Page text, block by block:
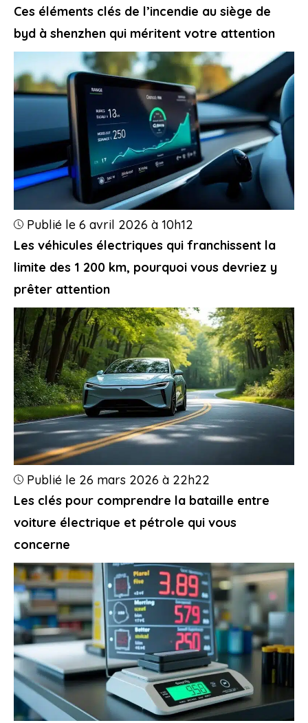
Ces éléments clés de l’incendie au siège de
byd à shenzhen qui méritent votre attention
Les véhicules électriques qui franchissent la
limite des 1 200 km, pourquoi vous devriez y
prêter attention
Publié le 6 avril 2026 à 10h12
Les clés pour comprendre la bataille entre
voiture électrique et pétrole qui vous
concerne
Publié le 26 mars 2026 à 22h22